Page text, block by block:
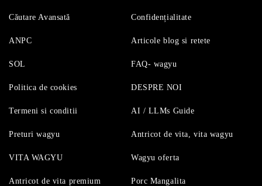
Căutare Avansată Confidențialitate
ANPC
SOL
Politica de cookies
Termeni si conditii
Articole blog si retete
FAQ- wagyu
DESPRE NOI
AI / LLMs Guide
Preturi wagyu
VITA WAGYU
Antricot de vita premium
Antricot de vita, vita wagyu
Wagyu oferta
Porc Mangalita